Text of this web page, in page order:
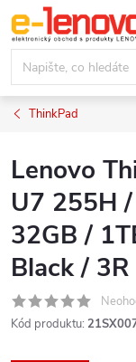
Přejít
na
obsah
ThinkPad
Lenovo
U7 255H
32GB /
Black / 3R
Kód produktu: